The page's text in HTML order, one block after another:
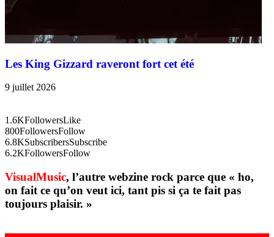
Les King Gizzard raveront fort cet été
9 juillet 2026
1.6KFollowersLike
800FollowersFollow
6.8KSubscribersSubscribe
6.2KFollowersFollow
VisualMusic, l’autre webzine rock parce que « ho,
on fait ce qu’on veut ici, tant pis si ça te fait pas
toujours plaisir. »